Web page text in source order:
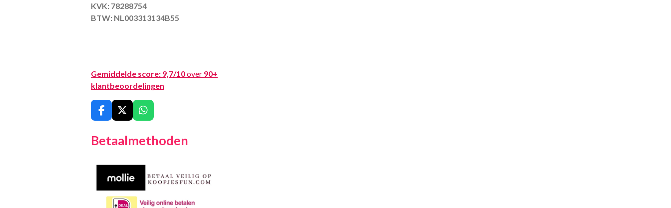
KVK: 78288754
BTW: NL003313134B55
Gemiddelde score: 9,7/10over 90+
klantbeoordelingen
F
a
e
X
W
h
t
Betaalmethoden